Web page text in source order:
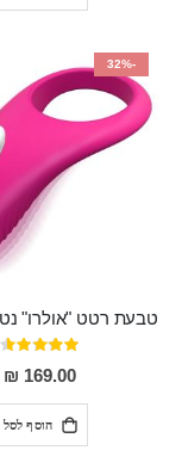
-32%
דירוג:
91%
169.00 ₪
הוסף לסל